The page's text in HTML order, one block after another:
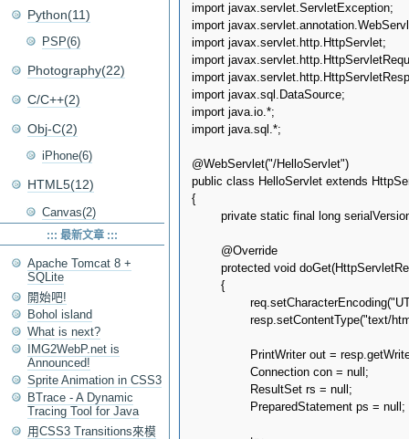
import javax.servlet.ServletException;
import
import javax.servlet.http.HttpServlet;
import
import
import javax.sql.DataSource;
import java.io.*;
import java.sql.*;
@WebServlet("/HelloServlet")
public class HelloServlet extends
{
Python(11)
PSP(6)
Photography(22)
C/C++(2)
Obj-C(2)
iPhone(6)
HTML5(12)
Canvas(2)
::: 最新文章 :::
Apache Tomcat 8 +
SQLite
開始吧!
Bohol island
What is next?
IMG2WebP.net is
Announced!
Sprite Animation in CSS3
BTrace - A Dynamic
Tracing Tool for Java
用CSS3 Transitions來模